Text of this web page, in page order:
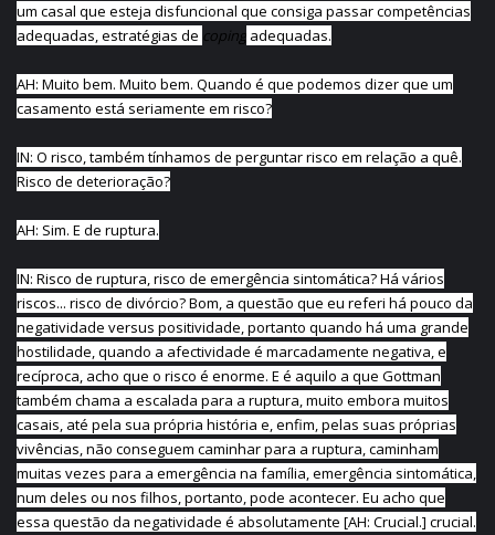
um casal que esteja disfuncional que consiga passar competências
adequadas, estratégias de coping adequadas.
AH: Muito bem. Muito bem. Quando é que podemos dizer que um
casamento está seriamente em risco?
IN: O risco, também tínhamos de perguntar risco em relação a quê.
Risco de deterioração?
AH: Sim. E de ruptura.
IN: Risco de ruptura, risco de emergência sintomática? Há vários
riscos... risco de divórcio? Bom, a questão que eu referi há pouco da
negatividade versus positividade, portanto quando há uma grande
hostilidade, quando a afectividade é marcadamente negativa, e
recíproca, acho que o risco é enorme. E é aquilo a que Gottman
também chama a escalada para a ruptura, muito embora muitos
casais, até pela sua própria história e, enfim, pelas suas próprias
vivências, não conseguem caminhar para a ruptura, caminham
muitas vezes para a emergência na família, emergência sintomática,
num deles ou nos filhos, portanto, pode acontecer. Eu acho que
essa questão da negatividade é absolutamente [AH: Crucial.] crucial.